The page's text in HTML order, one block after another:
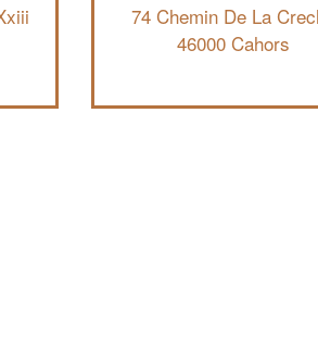
74 Chemin De La
46000 Cahors